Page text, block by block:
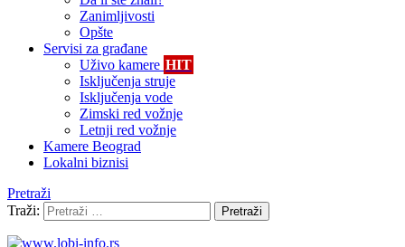
Zanimljivosti
Opšte
Servisi za građane
Uživo kamere HIT
Isključenja struje
Isključenja vode
Zimski red vožnje
Letnji red vožnje
Kamere Beograd
Lokalni biznisi
Pretraži
Traži:
Pretraži